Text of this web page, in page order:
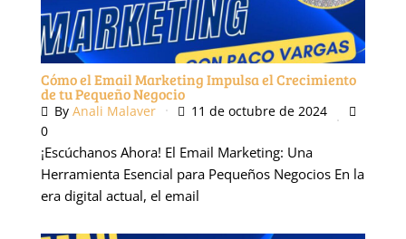
Cómo el Email Marketing Impulsa el Crecimiento
de tu Pequeño Negocio
By Anali Malaver
11 de octubre de 2024
0
¡Escúchanos Ahora! El Email Marketing: Una
Herramienta Esencial para Pequeños Negocios En la
era digital actual, el email